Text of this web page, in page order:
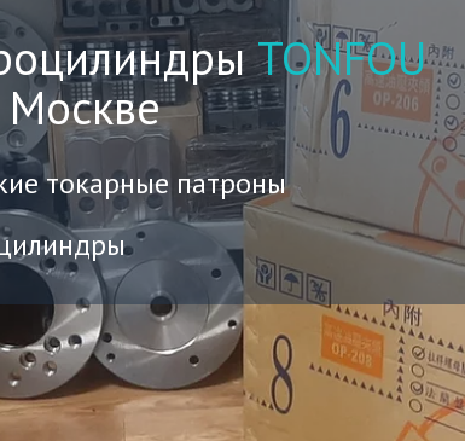
TONFOU
Москве
токарные патроны